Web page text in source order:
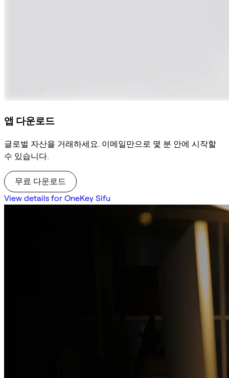
앱 다운로드
글로벌 자산을 거래하세요. 이메일만으로 몇 분 안에 시작할
수 있습니다.
무료 다운로드
View details for OneKey Sifu